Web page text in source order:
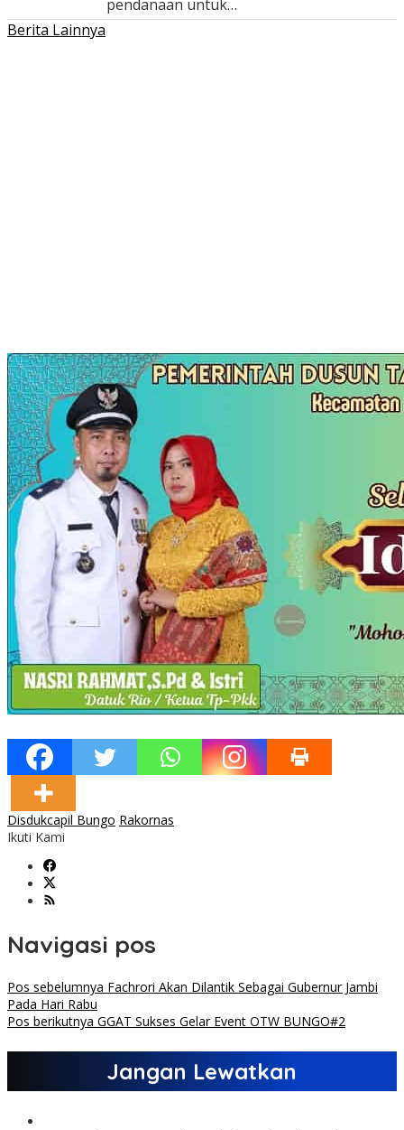
pendanaan untuk…
Berita Lainnya
Disdukcapil Bungo Rakornas
Ikuti Kami
Navigasi pos
Pos sebelumnya Fachrori Akan Dilantik Sebagai Gubernur Jambi
Pada Hari Rabu
Pos berikutnya GGAT Sukses Gelar Event OTW BUNGO#2
Jangan Lewatkan